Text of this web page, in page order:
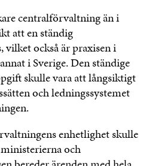
centralförvaltning än i
att en ständig
vilket också är praxisen i
i Sverige. Den ständige
skulle vara att långsiktigt
och ledningssystemet
enhetlighet skulle
och